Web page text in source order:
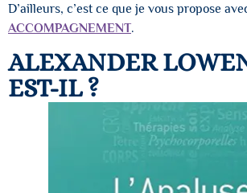
D’ailleurs, c’est ce que je vous propose
ACCOMPAGNEMENT.
ALEXANDER
EST-IL ?